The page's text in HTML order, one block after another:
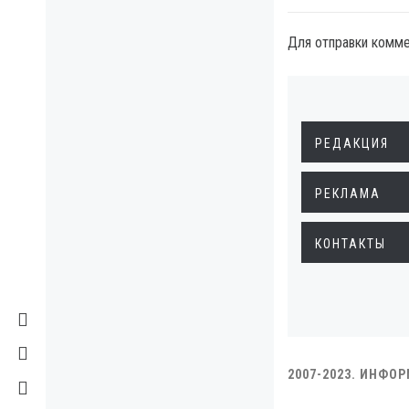
Для отправки
РЕДАКЦИЯ
РЕКЛАМА
КОНТАКТЫ
2007-2023.